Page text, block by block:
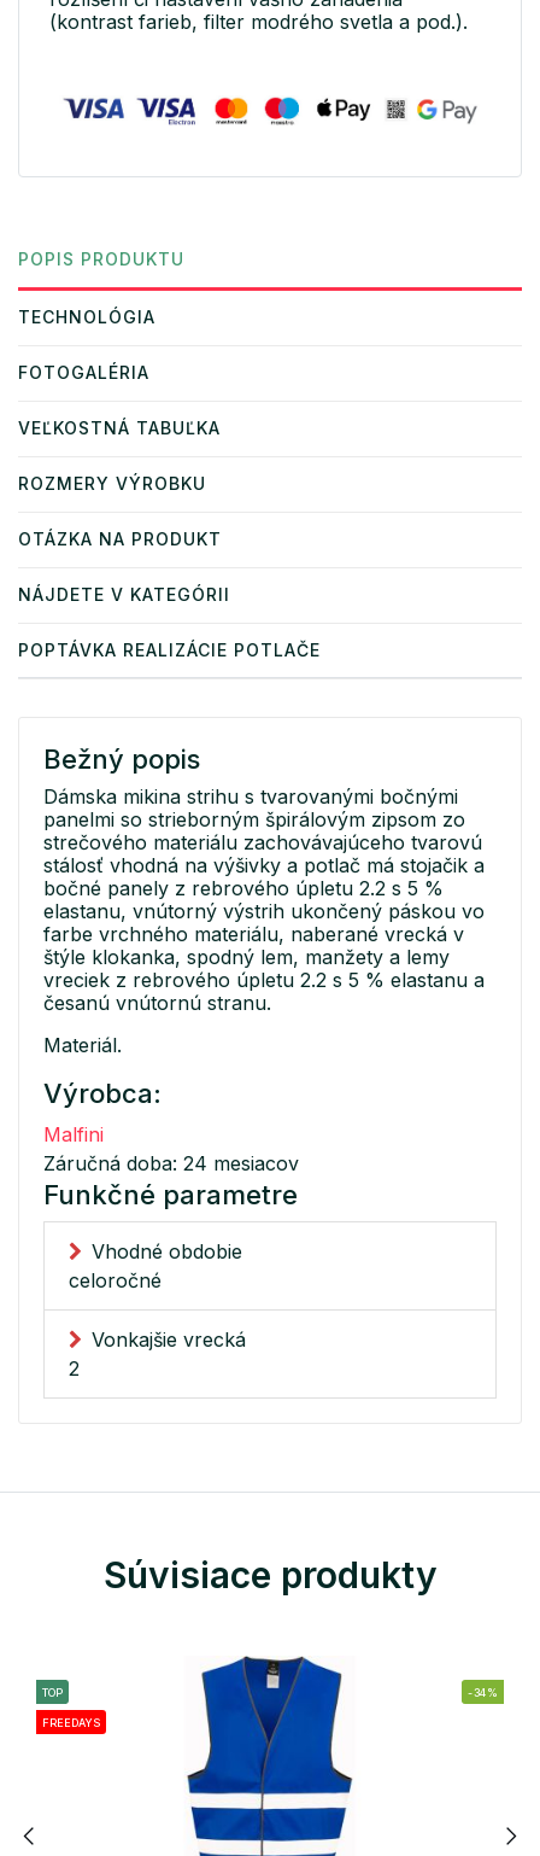
(kontrast farieb, filter modrého svetla a pod.).
POPIS PRODUKTU
TECHNOLÓGIA
FOTOGALÉRIA
VEĽKOSTNÁ TABUĽKA
ROZMERY VÝROBKU
OTÁZKA NA PRODUKT
NÁJDETE V KATEGÓRII
POPTÁVKA REALIZÁCIE POTLAČE
Bežný popis
Dámska mikina strihu s tvarovanými bočnými
panelmi so strieborným špirálovým zipsom zo
strečového materiálu zachovávajúceho tvarovú
stálosť vhodná na výšivky a potlač má stojačik a
bočné panely z rebrového úpletu 2.2 s 5 %
elastanu, vnútorný výstrih ukončený páskou vo
farbe vrchného materiálu, naberané vrecká v
štýle klokanka, spodný lem, manžety a lemy
vreciek z rebrového úpletu 2.2 s 5 % elastanu a
česanú vnútornú stranu.
Materiál.
Výrobca:
Malfini
Záručná doba: 24 mesiacov
Funkčné parametre
Vhodné obdobie
celoročné
Vonkajšie vrecká
2
Súvisiace produkty
TOP
FREEDAYS
-34%